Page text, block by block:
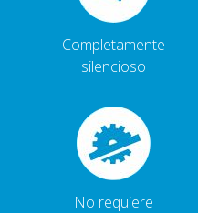
Completamente
silencioso
No requiere